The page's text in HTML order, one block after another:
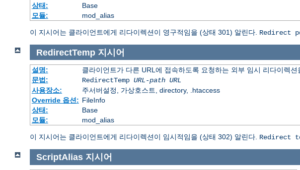
상태:
Base
모듈:
mod_alias
이 지시어는 클라이언트에게 리다이렉션이 영구적임을 (상태 301) 알린다. Redirect
RedirectTemp 지시어
설명:
클라이언트가 다른 URL에 접속하도록 요청하는 외부 임시 리다이렉션
문법:
RedirectTemp URL-path URL
사용장소:
주서버설정, 가상호스트, directory, .htaccess
Override 옵션: FileInfo
상태:
Base
모듈:
mod_alias
이 지시어는 클라이언트에게 리다이렉션이 임시적임을 (상태 302) 알린다. Redirect
ScriptAlias 지시어